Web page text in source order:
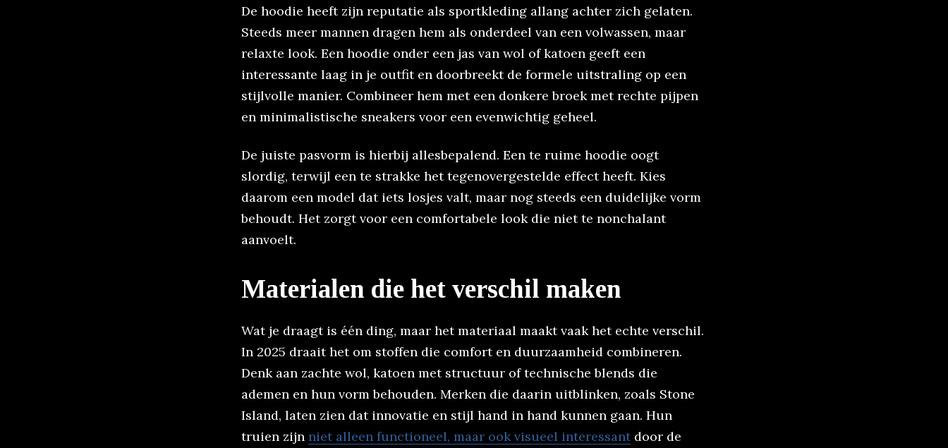
De hoodie heeft zijn reputatie als sportkleding allang achter zich gelaten.
Steeds meer mannen dragen hem als onderdeel van een volwassen, maar
relaxte look. Een hoodie onder een jas van wol of katoen geeft een
interessante laag in je outfit en doorbreekt de formele uitstraling op een
stijlvolle manier. Combineer hem met een donkere broek met rechte pijpen
en minimalistische sneakers voor een evenwichtig geheel.
De juiste pasvorm is hierbij allesbepalend. Een te ruime hoodie oogt
slordig, terwijl een te strakke het tegenovergestelde effect heeft. Kies
daarom een model dat iets losjes valt, maar nog steeds een duidelijke vorm
behoudt. Het zorgt voor een comfortabele look die niet te nonchalant
aanvoelt.
Materialen die het verschil maken
Wat je draagt is één ding, maar het materiaal maakt vaak het echte verschil.
In 2025 draait het om stoffen die comfort en duurzaamheid combineren.
Denk aan zachte wol, katoen met structuur of technische blends die
ademen en hun vorm behouden. Merken die daarin uitblinken, zoals Stone
Island, laten zien dat innovatie en stijl hand in hand kunnen gaan. Hun
truien zijn niet alleen functioneel, maar ook visueel interessant door de